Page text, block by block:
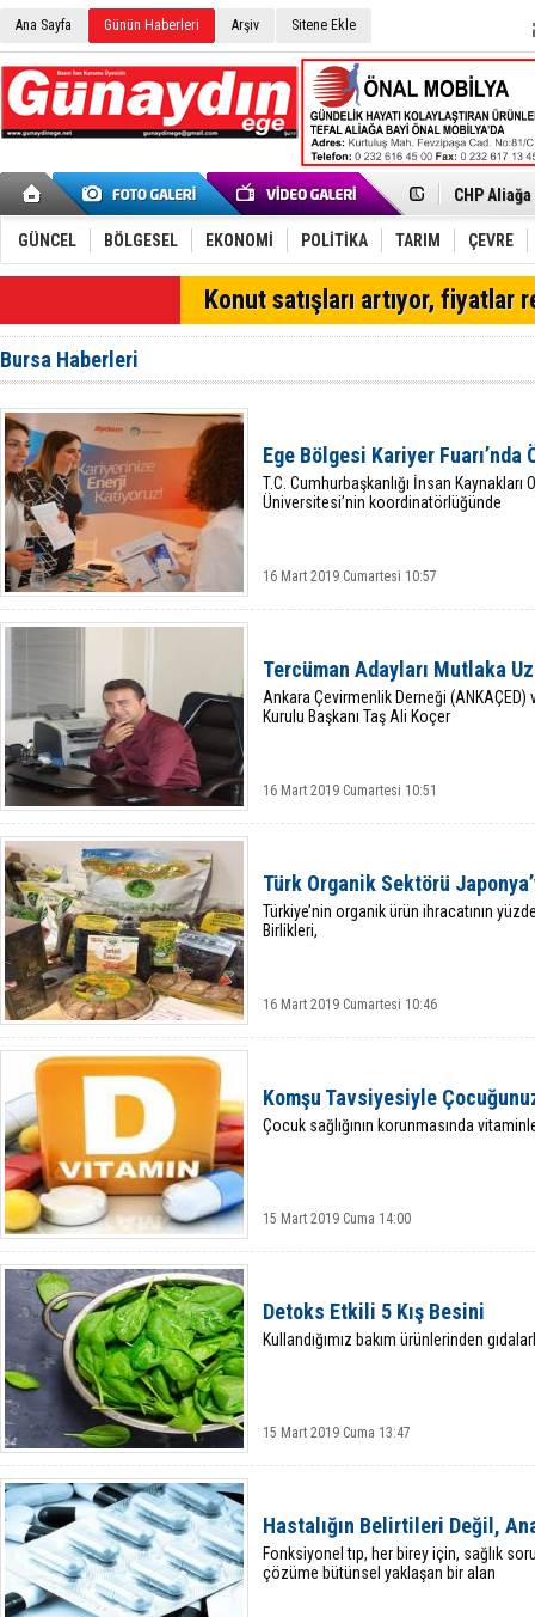
Ana Sayfa Günün Haberleri Arşiv Sitene Ekle
İzmir'in
Çağrısı
Onat
Menemen
Aliağa'da
Chp
AK Parti
SOCAR
Aliağa'daki
GÜNCEL BÖLGESEL EKONOMİ POLİTİKA TARIM ÇEVRE
Konut satışları artıyor, fiyatlar
Bursa Haberleri
Ege Bölgesi Kariyer
T.C. Cumhurbaşkanlığı İnsan
Üniversitesi’nin koordinatörlüğünde
16 Mart 2019 Cumartesi 10:57
Tercüman Adayları Mutlaka
Ankara Çevirmenlik Derneği
Kurulu Başkanı Taş Ali Koçer
16 Mart 2019 Cumartesi 10:51
Türk Organik Sektörü
Türkiye’nin organik ürün ihracatının
Birlikleri,
16 Mart 2019 Cumartesi 10:46
Komşu Tavsiyesiyle
Çocuk sağlığının korunmasında
15 Mart 2019 Cuma 14:00
Detoks Etkili 5 Kış Besini
Kullandığımız bakım ürünlerinden
15 Mart 2019 Cuma 13:47
Hastalığın Belirtileri Değil,
Fonksiyonel tıp, her birey için, sağlık
çözüme bütünsel yaklaşan bir alan